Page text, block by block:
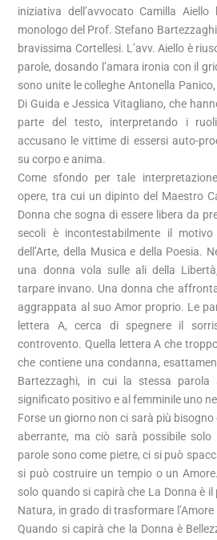
iniziativa dell’avvocato Camilla
monologo del Prof. Stefano
bravissima Cortellesi. L’avv. Aiello è
parole, dosando l’amara ironia con il
sono unite le colleghe Antonella
Di Guida e Jessica Vitagliano, che
parte del testo, interpretando i
accusano le vittime di essersi auto-
su corpo e anima.
Come sfondo per tale
opere, tra cui un dipinto del Maestro
Donna che sogna di essere libera da
secoli è incontestabilmente il motivo
dell’Arte, della Musica e della Poesia.
una donna vola sulle ali della
tarpare invano. Una donna che
aggrappata al suo Amor proprio. Le
lettera A, cerca di spegnere il
controvento. Quella lettera A che
che contiene una condanna,
Bartezzaghi, in cui la stessa parola
significato positivo e al femminile uno
Forse un giorno non ci sarà più
aberrante, ma ciò sarà possibile
parole sono come pietre, ci si può
si può costruire un tempio o un
solo quando si capirà che La Donna è
Natura, in grado di trasformare l’Amore
Quando si capirà che la Donna è